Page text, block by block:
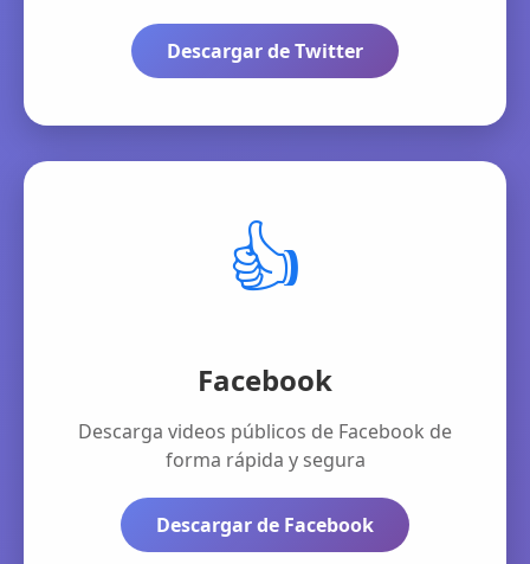
Descargar de Twitter
👍
Facebook
Descarga videos públicos de Facebook de
forma rápida y segura
Descargar de Facebook